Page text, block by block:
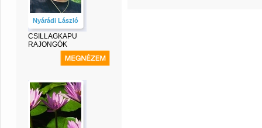
Nyárádi László
CSILLAGKAPU
RAJONGÓK